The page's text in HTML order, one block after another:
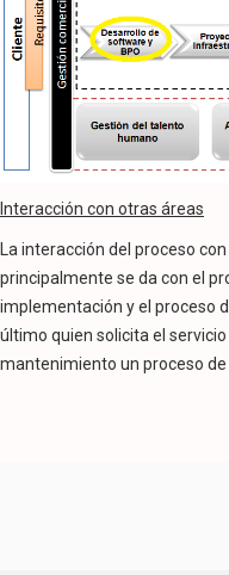
Interacción con otras áreas
La interacción del proceso
principalmente se da con el
implementación y el proceso
último quien solicita el
mantenimiento un proceso de